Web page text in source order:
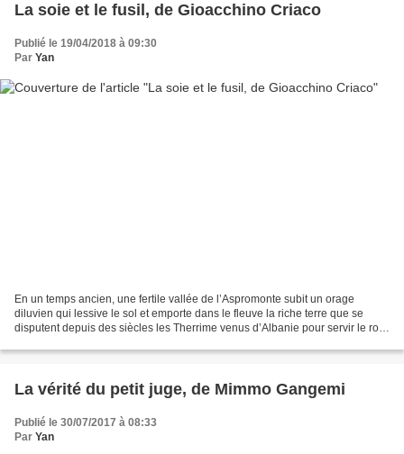
La soie et le fusil, de Gioacchino Criaco
Publié le 19/04/2018 à 09:30
Par Yan
En un temps ancien, une fertile vallée de l’Aspromonte subit un orage
diluvien qui lessive le sol et emporte dans le fleuve la riche terre que se
disputent depuis des siècles les Therrime venus d’Albanie pour servir le roi
La vérité du petit juge, de Mimmo Gangemi
Publié le 30/07/2017 à 08:33
Par Yan